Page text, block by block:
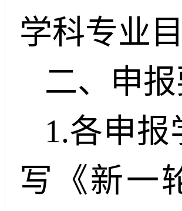
学科专业
二、申
1.各申
写《新一